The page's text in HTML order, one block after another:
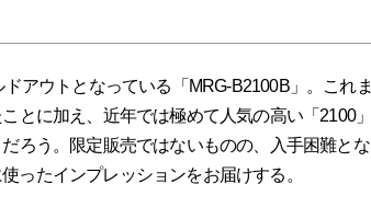
アウトとなっている「MRG-B2100B」。これま
とに加え、近年では極めて人気の高い「2100」
ろう。限定販売ではないものの、入手困難とな
ったインプレッションをお届けする。